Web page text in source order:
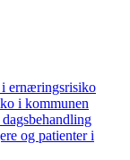
i ernæringsrisiko
i kommunen
og patienter i